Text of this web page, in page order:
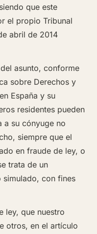
que este
el propio Tribunal
abril de 2014
asunto, conforme
sobre Derechos y
España y su
residentes pueden
a su cónyuge no
siempre que el
en fraude de ley, o
trata de un
simulado, con fines
ley, que nuestro
otros, en el artículo